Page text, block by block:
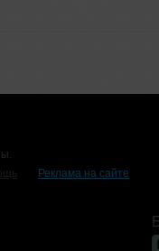
Реклама на сайте